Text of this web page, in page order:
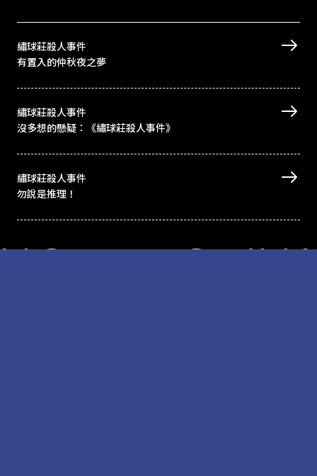
繡球莊殺人事件
有置入的仲秋夜之夢
繡球莊殺人事件
沒多想的懸疑：《繡球莊殺人事件》
繡球莊殺人事件
勿說是推理！